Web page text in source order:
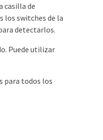
casilla de
los switches de la
detectarlos.
Puede utilizar
para todos los